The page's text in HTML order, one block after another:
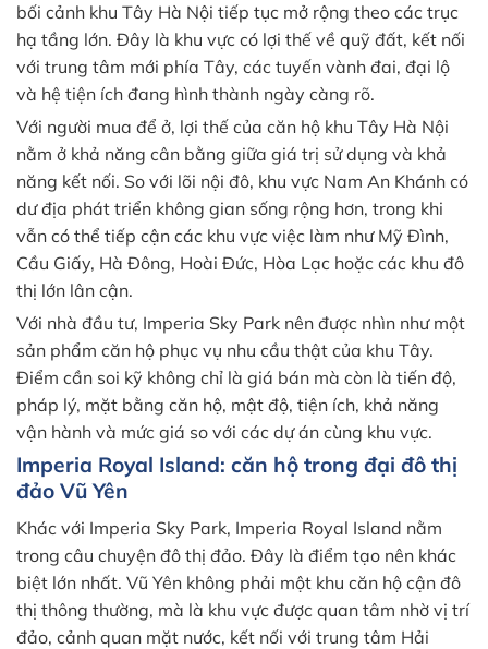
bối cảnh khu Tây Hà Nội tiếp tục mở rộng theo các trục
hạ tầng lớn. Đây là khu vực có lợi thế về quỹ đất, kết nối
với trung tâm mới phía Tây, các tuyến vành đai, đại lộ
và hệ tiện ích đang hình thành ngày càng rõ.
Với người mua để ở, lợi thế của căn hộ khu Tây Hà Nội
nằm ở khả năng cân bằng giữa giá trị sử dụng và khả
năng kết nối. So với lõi nội đô, khu vực Nam An Khánh có
dư địa phát triển không gian sống rộng hơn, trong khi
vẫn có thể tiếp cận các khu vực việc làm như Mỹ Đình,
Cầu Giấy, Hà Đông, Hoài Đức, Hòa Lạc hoặc các khu đô
thị lớn lân cận.
Với nhà đầu tư, Imperia Sky Park nên được nhìn như một
sản phẩm căn hộ phục vụ nhu cầu thật của khu Tây.
Điểm cần soi kỹ không chỉ là giá bán mà còn là tiến độ,
pháp lý, mặt bằng căn hộ, mật độ, tiện ích, khả năng
vận hành và mức giá so với các dự án cùng khu vực.
Imperia Royal Island: căn hộ trong đại đô thị
đảo Vũ Yên
Khác với Imperia Sky Park, Imperia Royal Island nằm
trong câu chuyện đô thị đảo. Đây là điểm tạo nên khác
biệt lớn nhất. Vũ Yên không phải một khu căn hộ cận đô
thị thông thường, mà là khu vực được quan tâm nhờ vị trí
đảo, cảnh quan mặt nước, kết nối với trung tâm Hải